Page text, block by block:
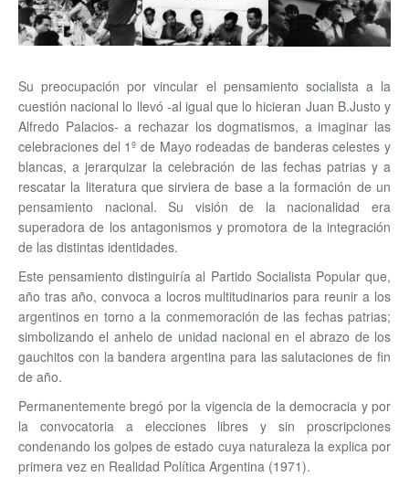
Su preocupación por vincular el pensamiento socialista a la
cuestión nacional lo llevó -al igual que lo hicieran Juan B.Justo y
Alfredo Palacios- a rechazar los dogmatismos, a imaginar las
celebraciones del 1º de Mayo rodeadas de banderas celestes y
blancas, a jerarquizar la celebración de las fechas patrias y a
rescatar la literatura que sirviera de base a la formación de un
pensamiento nacional. Su visión de la nacionalidad era
superadora de los antagonismos y promotora de la integración
de las distintas identidades.
Este pensamiento distinguiría al Partido Socialista Popular que,
año tras año, convoca a locros multitudinarios para reunir a los
argentinos en torno a la conmemoración de las fechas patrias;
simbolizando el anhelo de unidad nacional en el abrazo de los
gauchitos con la bandera argentina para las salutaciones de fin
de año.
Permanentemente bregó por la vigencia de la democracia y por
la convocatoria a elecciones libres y sin proscripciones
condenando los golpes de estado cuya naturaleza la explica por
primera vez en Realidad Política Argentina (1971).